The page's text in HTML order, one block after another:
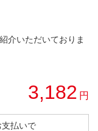
介いただいておりま
3,182 円
払いで